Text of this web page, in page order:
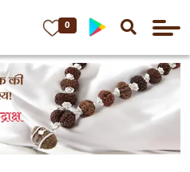
0